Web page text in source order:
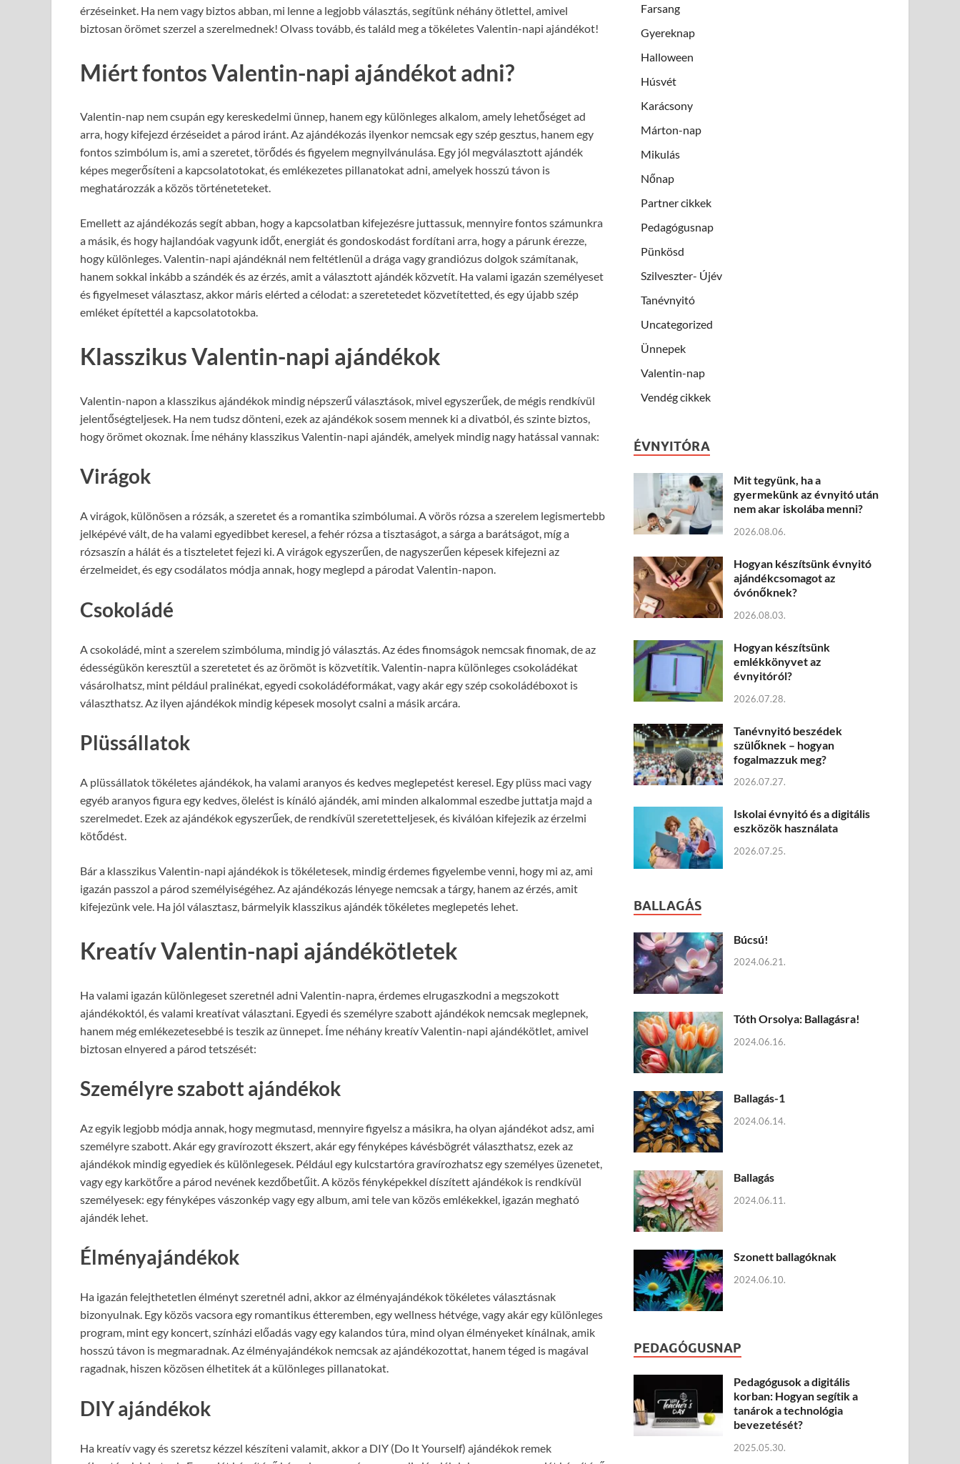
érzéseinket. Ha nem vagy biztos abban, mi lenne a legjobb választás, segítünk néhány ötlettel, amivel
biztosan örömet szerzel a szerelmednek! Olvass tovább, és találd meg a tökéletes Valentin-napi ajándékot!
Miért fontos Valentin-napi ajándékot adni?
Valentin-nap nem csupán egy kereskedelmi ünnep, hanem egy különleges alkalom, amely lehetőséget ad
arra, hogy kifejezd érzéseidet a párod iránt. Az ajándékozás ilyenkor nemcsak egy szép gesztus, hanem egy
fontos szimbólum is, ami a szeretet, törődés és figyelem megnyilvánulása. Egy jól megválasztott ajándék
képes megerősíteni a kapcsolatotokat, és emlékezetes pillanatokat adni, amelyek hosszú távon is
meghatározzák a közös történeteteket.
Emellett az ajándékozás segít abban, hogy a kapcsolatban kifejezésre juttassuk, mennyire fontos számunkra
a másik, és hogy hajlandóak vagyunk időt, energiát és gondoskodást fordítani arra, hogy a párunk érezze,
hogy különleges. Valentin-napi ajándéknál nem feltétlenül a drága vagy grandiózus dolgok számítanak,
hanem sokkal inkább a szándék és az érzés, amit a választott ajándék közvetít. Ha valami igazán személyeset
és figyelmeset választasz, akkor máris elérted a célodat: a szeretetedet közvetítetted, és egy újabb szép
emléket építettél a kapcsolatotokba.
Klasszikus Valentin-napi ajándékok
Valentin-napon a klasszikus ajándékok mindig népszerű választások, mivel egyszerűek, de mégis rendkívül
jelentőségteljesek. Ha nem tudsz dönteni, ezek az ajándékok sosem mennek ki a divatból, és szinte biztos,
hogy örömet okoznak. Íme néhány klasszikus Valentin-napi ajándék, amelyek mindig nagy hatással vannak:
Virágok
A virágok, különösen a rózsák, a szeretet és a romantika szimbólumai. A vörös rózsa a szerelem legismertebb
jelképévé vált, de ha valami egyedibbet keresel, a fehér rózsa a tisztaságot, a sárga a barátságot, míg a
rózsaszín a hálát és a tiszteletet fejezi ki. A virágok egyszerűen, de nagyszerűen képesek kifejezni az
érzelmeidet, és egy csodálatos módja annak, hogy meglepd a párodat Valentin-napon.
Csokoládé
A csokoládé, mint a szerelem szimbóluma, mindig jó választás. Az édes finomságok nemcsak finomak, de az
édességükön keresztül a szeretetet és az örömöt is közvetítik. Valentin-napra különleges csokoládékat
vásárolhatsz, mint például pralinékat, egyedi csokoládéformákat, vagy akár egy szép csokoládéboxot is
választhatsz. Az ilyen ajándékok mindig képesek mosolyt csalni a másik arcára.
Plüssállatok
A plüssállatok tökéletes ajándékok, ha valami aranyos és kedves meglepetést keresel. Egy plüss maci vagy
egyéb aranyos figura egy kedves, ölelést is kínáló ajándék, ami minden alkalommal eszedbe juttatja majd a
szerelmedet. Ezek az ajándékok egyszerűek, de rendkívül szeretetteljesek, és kiválóan kifejezik az érzelmi
kötődést.
Bár a klasszikus Valentin-napi ajándékok is tökéletesek, mindig érdemes figyelembe venni, hogy mi az, ami
igazán passzol a párod személyiségéhez. Az ajándékozás lényege nemcsak a tárgy, hanem az érzés, amit
kifejezünk vele. Ha jól választasz, bármelyik klasszikus ajándék tökéletes meglepetés lehet.
Kreatív Valentin-napi ajándékötletek
Ha valami igazán különlegeset szeretnél adni Valentin-napra, érdemes elrugaszkodni a megszokott
ajándékoktól, és valami kreatívat választani. Egyedi és személyre szabott ajándékok nemcsak meglepnek,
hanem még emlékezetesebbé is teszik az ünnepet. Íme néhány kreatív Valentin-napi ajándékötlet, amivel
biztosan elnyered a párod tetszését:
Személyre szabott ajándékok
Az egyik legjobb módja annak, hogy megmutasd, mennyire figyelsz a másikra, ha olyan ajándékot adsz, ami
személyre szabott. Akár egy gravírozott ékszert, akár egy fényképes kávésbögrét választhatsz, ezek az
ajándékok mindig egyediek és különlegesek. Például egy kulcstartóra gravírozhatsz egy személyes üzenetet,
vagy egy karkötőre a párod nevének kezdőbetűit. A közös fényképekkel díszített ajándékok is rendkívül
személyesek: egy fényképes vászonkép vagy egy album, ami tele van közös emlékekkel, igazán megható
ajándék lehet.
Élményajándékok
Ha igazán felejthetetlen élményt szeretnél adni, akkor az élményajándékok tökéletes választásnak
bizonyulnak. Egy közös vacsora egy romantikus étteremben, egy wellness hétvége, vagy akár egy különleges
program, mint egy koncert, színházi előadás vagy egy kalandos túra, mind olyan élményeket kínálnak, amik
hosszú távon is megmaradnak. Az élményajándékok nemcsak az ajándékozottat, hanem téged is magával
ragadnak, hiszen közösen élhetitek át a különleges pillanatokat.
DIY ajándékok
Ha kreatív vagy és szeretsz kézzel készíteni valamit, akkor a DIY (Do It Yourself) ajándékok remek
Farsang
Gyereknap
Halloween
Húsvét
Karácsony
Márton-nap
Mikulás
Nőnap
Partner cikkek
Pedagógusnap
Pünkösd
Szilveszter- Újév
Tanévnyitó
Uncategorized
Ünnepek
Valentin-nap
Vendég cikkek
ÉVNYITÓRA
Mit tegyünk, ha a
gyermekünk az évnyitó után
nem akar iskolába menni?
2026.08.06.
Hogyan készítsünk évnyitó
ajándékcsomagot az
óvónőknek?
2026.08.03.
Hogyan készítsünk
emlékkönyvet az
évnyitóról?
2026.07.28.
Tanévnyitó beszédek
szülőknek – hogyan
fogalmazzuk meg?
2026.07.27.
Iskolai évnyitó és a digitális
eszközök használata
2026.07.25.
BALLAGÁS
Búcsú!
2024.06.21.
Tóth Orsolya: Ballagásra!
2024.06.16.
Ballagás-1
2024.06.14.
Ballagás
2024.06.11.
Szonett ballagóknak
2024.06.10.
PEDAGÓGUSNAP
Pedagógusok a digitális
korban: Hogyan segítik a
tanárok a technológia
bevezetését?
2025.05.30.